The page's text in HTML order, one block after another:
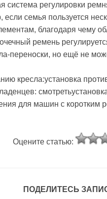
система регулировки
семья пользуется
благодаря чему
ремень
переноски, но ещё не
кресла:установка
для машин с коротким
Оцените статью:
ПОДЕЛИТЕСЬ